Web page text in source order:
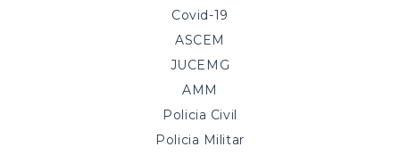
Covid-19
ASCEM
JUCEMG
AMM
Policia Civil
Policia Militar